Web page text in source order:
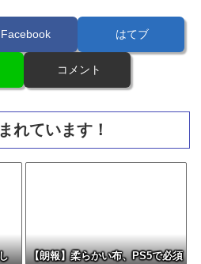
Facebook はてブ
コメント
れています！
【朗報】柔らかい布、PS5で必須